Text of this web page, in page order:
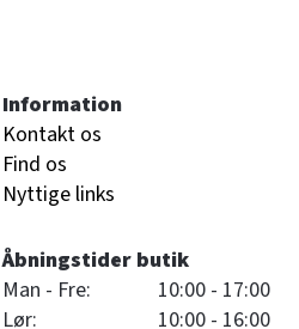
Information
Kontakt os
Find os
Nyttige links
Åbningstider butik
Man - Fre:
10:00 - 17:00
Lør:
10:00 - 16:00